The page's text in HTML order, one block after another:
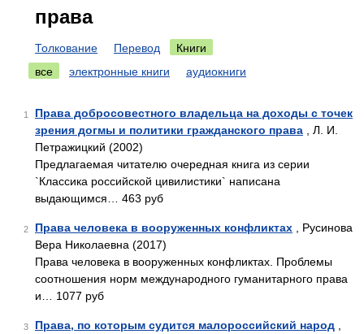
права
Толкование Перевод
Книги
все
электронные книги аудиокниги
1
Права добросовестного владельца на доходы с точек
зрения догмы и политики гражданского права , Л. И.
Петражицкий (2002)
Предлагаемая читателю очередная книга из серии
`Классика российской цивилистики` написана
выдающимся… 463 руб
2 Права человека в вооруженных конфликтах , Русинова
Вера Николаевна (2017)
Права человека в вооруженных конфликтах. Проблемы
соотношения норм международного гуманитарного права
и… 1077 руб
3 Права, по которым судится малороссийский народ